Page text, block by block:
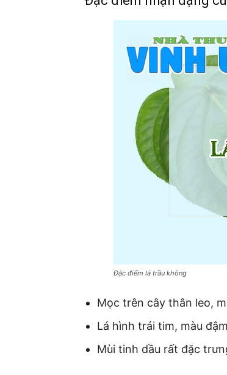
Đặc điểm lá trầu không
Mọc trên cây thân leo,
Lá hình trái tim, màu
Mùi tinh dầu rất đặc